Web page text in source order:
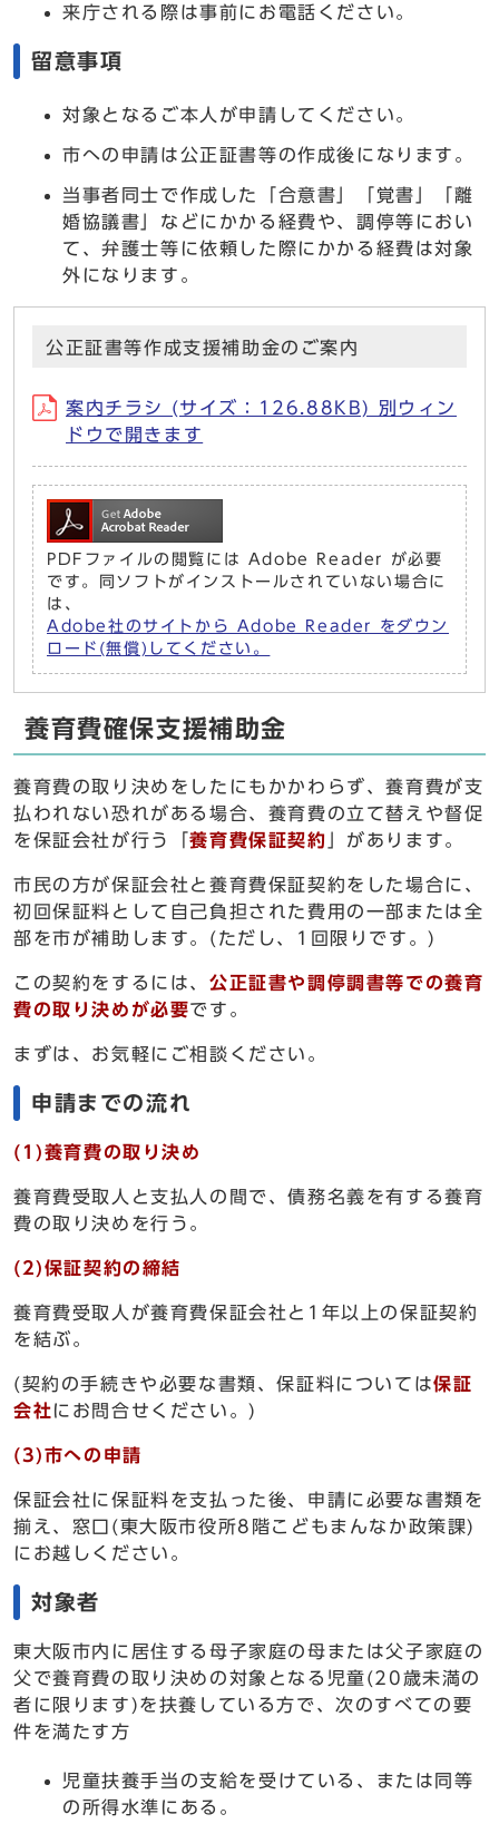
来庁される際は事前にお電話ください。
留意事項
対象となるご本人が申請してください。
市への申請は公正証書等の作成後になります。
当事者同士で作成した「合意書」「覚書」「離
婚協議書」などにかかる経費や、調停等におい
て、弁護士等に依頼した際にかかる経費は対象
外になります。
公正証書等作成支援補助金のご案内
案内チラシ (サイズ：126.88KB) 別ウィン
ドウで開きます
PDFファイルの閲覧には Adobe Reader が必要
です。同ソフトがインストールされていない場合に
は、
Adobe社のサイトから Adobe Reader をダウン
ロード(無償)してください。
養育費確保支援補助金
養育費の取り決めをしたにもかかわらず、養育費が支
払われない恐れがある場合、養育費の立て替えや督促
を保証会社が行う「養育費保証契約 」があります。
市民の方が保証会社と養育費保証契約をした場合に、
初回保証料として自己負担された費用の一部または全
部を市が補助します。(ただし、1回限りです。)
この契約をするには、 公正証書や調停調書等での養育
費の取り決めが必要です。
まずは、お気軽にご相談ください。
申請までの流れ
(1)養育費の取り決め
養育費受取人と支払人の間で、債務名義を有する養育
費の取り決めを行う。
(2)保証契約の締結
養育費受取人が養育費保証会社と1年以上の保証契約
を結ぶ。
(契約の手続きや必要な書類、保証料については保証
会社にお問合せください。)
(3)市への申請
保証会社に保証料を支払った後、申請に必要な書類を
揃え、窓口(東大阪市役所8階こどもまんなか政策課)
にお越しください。
対象者
東大阪市内に居住する母子家庭の母または父子家庭の
父で養育費の取り決めの対象となる児童(20歳未満の
者に限ります)を扶養している方で、次のすべての要
件を満たす方
児童扶養手当の支給を受けている、または同等
の所得水準にある。